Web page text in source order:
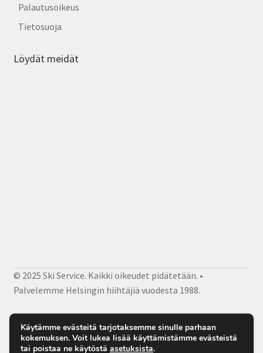
Palautusoikeus
Tietosuoja
Löydät meidät
© 2025 Ski Service. Kaikki oikeudet pidätetään. •
Palvelemme Helsingin hiihtäjiä vuodesta 1988.
Facebook
Käytämme evästeitä tarjotaksemme sinulle parhaan
kokemuksen. Voit lukea lisää käyttämistämme evästeistä
tai poistaa ne käytöstä asetuksista.